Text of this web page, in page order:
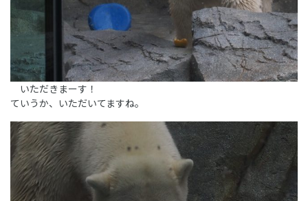
いただきまーす！
ていうか、いただいてますね。